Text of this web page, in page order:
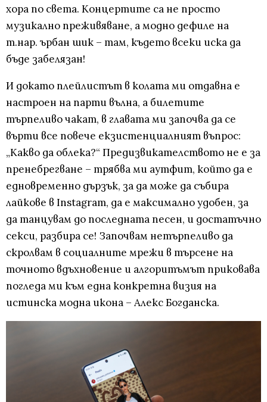
хора по света. Концертите са не просто
музикално преживяване, а модно дефиле на
т.нар. ърбан шик – там, където всеки иска да
бъде забелязан!
И докато плейлистът в колата ми отдавна е
настроен на парти вълна, а билетите
търпеливо чакат, в главата ми започва да се
върти все повече екзистенциалният въпрос:
„Какво да облека?“ Предизвикателството не е за
пренебрегване – трябва ми аутфит, който да е
едновременно дързък, за да може да събира
лайкове в Instagram, да е максимално удобен, за
да танцувам до последната песен, и достатъчно
секси, разбира се! Започвам нетърпеливо да
скролвам в социалните мрежи в търсене на
точното вдъхновение и алгоритъмът приковава
погледа ми към една конкретна визия на
истинска модна икона – Алекс Богданска.